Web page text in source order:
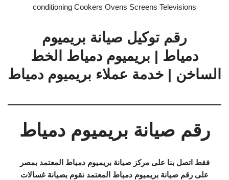
conditioning Cookers Ovens Screens Televisions
رقم توكيل صيانة بريميوم
دمياط | بريميوم دمياط الخط
الساخن | خدمة عملاء بريميوم دمياط
رقم صيانة بريميوم دمياط
فقط اتصل بنا على مركز صيانة بريميوم دمياط المعتمد بمصر
على رقم صيانة بريميوم دمياط المعتمد نقوم بصيانة غسالات